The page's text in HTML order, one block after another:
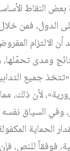
بعض النقاط
الدول، فمن خلال
الالتزام
ومدى تحمّلها،
جميع
لأن ذلك،
وفي السياق نفسه
فوفقاً للنص،